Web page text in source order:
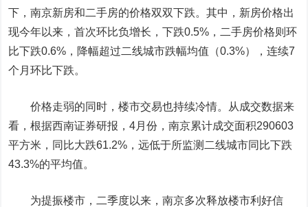
下，南京新房和二手房的价格双双下跌。其中，新房价格出
现今年以来，首次环比负增长，下跌0.5%，二手房价格则环
比下跌0.6%，降幅超过二线城市跌幅均值（0.3%），连续7
个月环比下跌。
价格走弱的同时，楼市交易也持续冷情。从成交数据来
看，根据西南证券研报，4月份，南京累计成交面积290603
平方米，同比大跌61.2%，远低于所监测二线城市同比下跌
43.3%的平均值。
为提振楼市，二季度以来，南京多次释放楼市利好信